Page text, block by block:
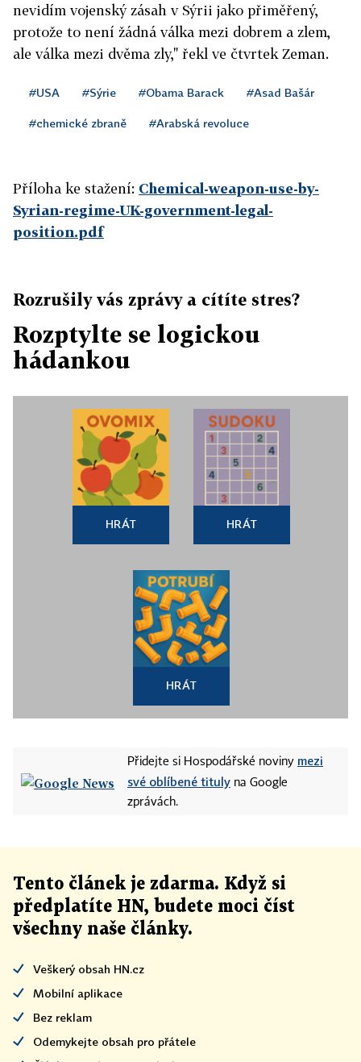
nevidím vojenský zásah v Sýrii jako přiměřený,
protože to není žádná válka mezi dobrem a zlem,
ale válka mezi dvěma zly," řekl ve čtvrtek Zeman.
#USA #Sýrie #Obama Barack #Asad Bašár
#chemické zbraně #Arabská revoluce
Příloha ke stažení: Chemical-weapon-use-by-
Syrian-regime-UK-government-legal-
position.pdf
Rozrušily vás zprávy a cítíte stres?
Rozptylte se logickou
hádankou
HRÁT HRÁT
HRÁT
Přidejte si Hospodářské noviny mezi
své oblíbené tituly na Google
zprávách.
Tento článek je zdarma. Když si
předplatíte HN, budete moci číst
všechny naše články.
Veškerý obsah HN.cz
Mobilní aplikace
Bez reklam
Odemykejte obsah pro přátele